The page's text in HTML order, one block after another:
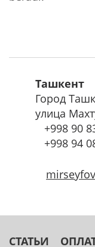
Ташкент
Город
улица
+998 90
+998 94
СТАТЬИ